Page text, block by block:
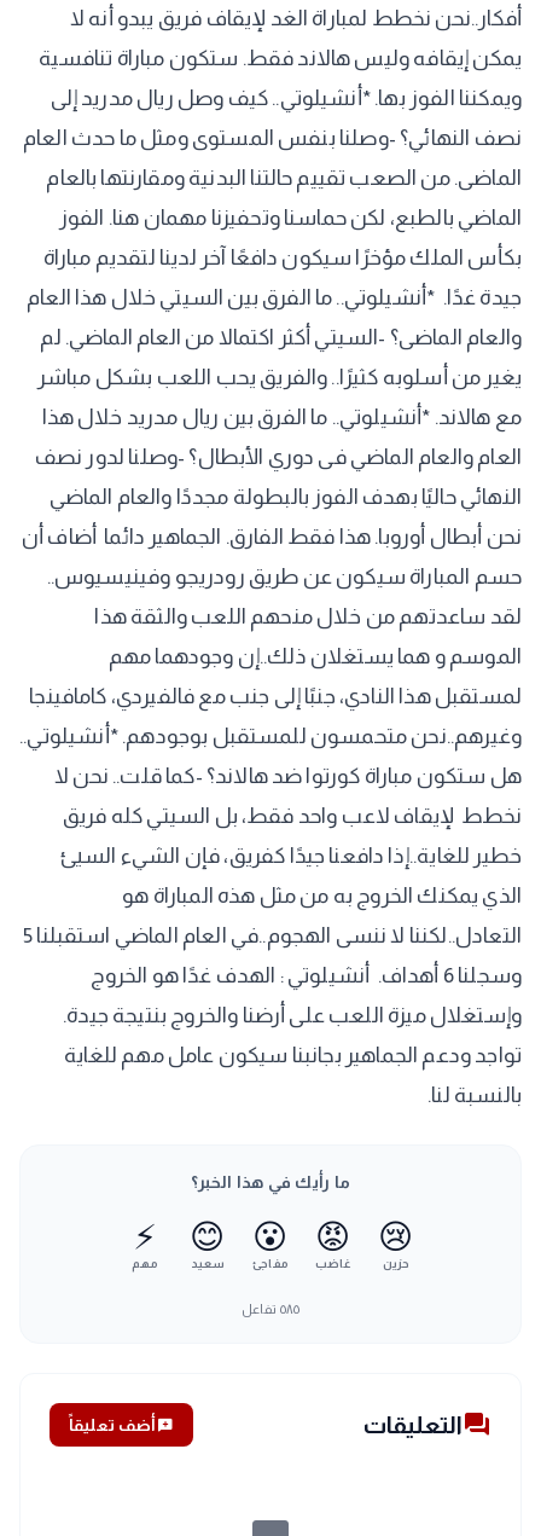
أفكار..نحن نخطط لمباراة الغد لإيقاف فريق يبدو أنه لا
يمكن إيقافه وليس هالاند فقط. ستكون مباراة تنافسية
ويمكننا الفوز بها. *أنشيلوتي.. كيف وصل ريال مدريد إلى
نصف النهائي؟ -وصلنا بنفس المستوى ومثل ما حدث العام
الماضى. من الصعب تقييم حالتنا البدنية ومقارنتها بالعام
الماضي بالطبع، لكن حماسنا وتحفيزنا مهمان هنا. الفوز
بكأس الملك مؤخرًا سيكون دافعًا آخر لدينا لتقديم مباراة
جيدة غدًا. ‏ *أنشيلوتي.. ما الفرق بين السيتي خلال هذا العام
والعام الماضى؟ -السيتي أكثر اكتمالا من العام الماضي. لم
يغير من أسلوبه كثيرًا.. والفريق يحب اللعب بشكل مباشر
مع هالاند. *‏أنشيلوتي.. ما الفرق بين ريال مدريد خلال هذا
العام والعام الماضي فى دوري الأبطال؟ -وصلنا لدور نصف
النهائي حاليًا بهدف الفوز بالبطولة مجددًا والعام الماضي
نحن أبطال أوروبا. هذا فقط الفارق. الجماهير دائما ‏ أضاف أن
حسم المباراة سيكون عن طريق رودريجو وفينيسيوس..
لقد ساعدتهم من خلال منحهم اللعب والثقة هذا
الموسم و هما يستغلان ذلك..إن وجودهما مهم
لمستقبل هذا النادي، جنبًا إلى جنب مع فالفيردي، كامافينجا
وغيرهم..نحن متحمسون للمستقبل بوجودهم. *‏أنشيلوتي..
هل ستكون مباراة كورتوا ضد هالاند؟ -كما قلت.. نحن لا
نخطط لإيقاف لاعب واحد فقط، بل السيتي كله فريق
خطير للغاية..إذا دافعنا جيدًا كفريق، فإن الشيء السيئ
الذي يمكنك الخروج به من مثل هذه المباراة هو
التعادل..لكننا لا ننسى الهجوم..في العام الماضي استقبلنا 5
وسجلنا 6 أهداف. ‏ أنشيلوتي : الهدف غدًا هو الخروج
وإستغلال ميزة اللعب على أرضنا والخروج بنتيجة جيدة.
تواجد ودعم الجماهير بجانبنا سيكون عامل مهم للغاية
بالنسبة لنا.
ما رأيك في هذا الخبر؟
😢
حزين
😡
غاضب
😮
مفاجئ
😊
سعيد
⚡
مهم
٥٨٥ تفاعل
forumالتعليقات add_commentأضف تعليقاً